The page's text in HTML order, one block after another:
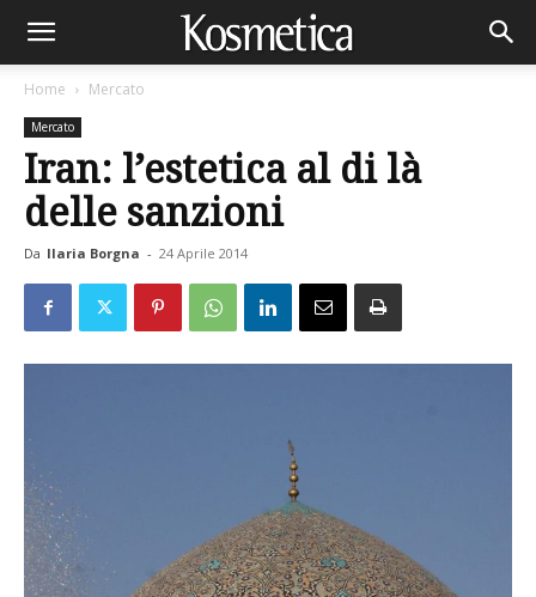
Home Mercato
Mercato
Iran: l’estetica al di là
delle sanzioni
Da Ilaria Borgna - 24 Aprile 2014